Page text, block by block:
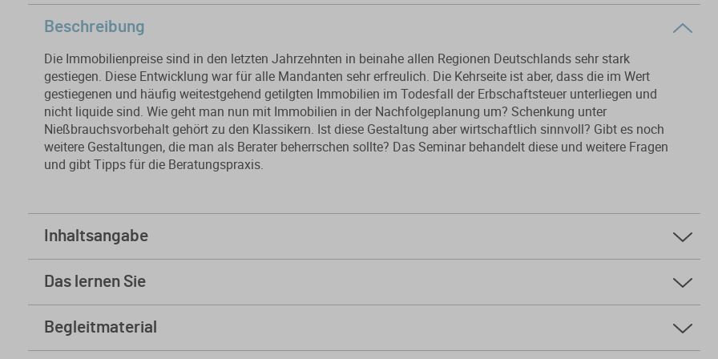
Beschreibung
Die Immobilienpreise sind in den letzten Jahrzehnten in beinahe allen Regionen Deutschlands sehr stark
gestiegen. Diese Entwicklung war für alle Mandanten sehr erfreulich. Die Kehrseite ist aber, dass die im Wert
gestiegenen und häufig weitestgehend getilgten Immobilien im Todesfall der Erbschaftsteuer unterliegen und
nicht liquide sind. Wie geht man nun mit Immobilien in der Nachfolgeplanung um? Schenkung unter
Nießbrauchsvorbehalt gehört zu den Klassikern. Ist diese Gestaltung aber wirtschaftlich sinnvoll? Gibt es noch
weitere Gestaltungen, die man als Berater beherrschen sollte? Das Seminar behandelt diese und weitere Fragen
und gibt Tipps für die Beratungspraxis.
Inhaltsangabe
1. Grundproblem
2. Familienheim
3. Nießbrauchsvorbehalt und Alternativen
Das lernen Sie
• wichtige Informationen zu den Besonderheiten der Erbschaftsteuer für Familienheime,
• Überblick über die Gestaltungsmittel Schenkung unter Nießbrauchsvorbehalt und Güterstandschaukel bei
Begleitmaterial